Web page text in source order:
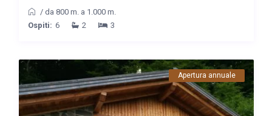
/ da 800 m. a 1.000 m.
Ospiti: 6 2 3
Apertura annuale